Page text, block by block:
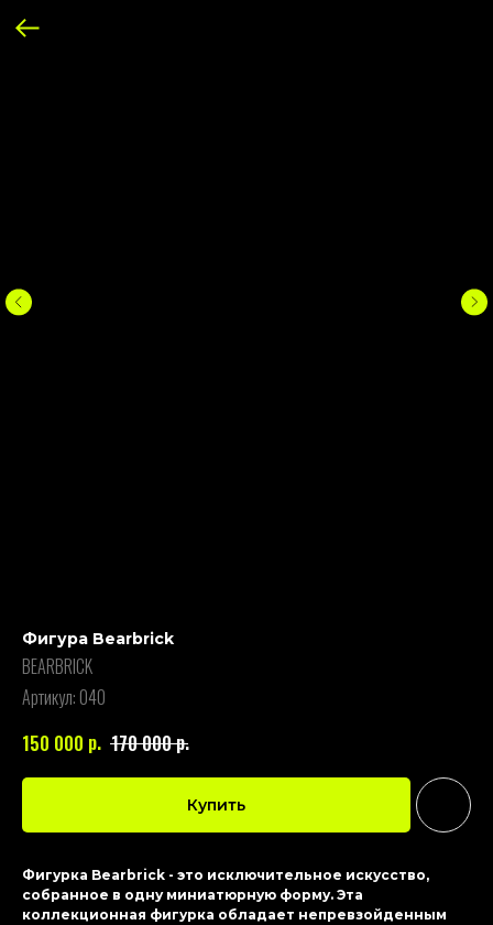
Фигура Bearbrick
BEARBRICK
Артикул: 040
150 000 р. 170 000р.
Купить
Фигурка Bearbrick - это исключительное искусство,
собранное в одну миниатюрную форму. Эта
коллекционная фигурка обладает непревзойденным